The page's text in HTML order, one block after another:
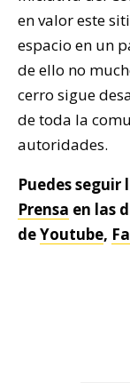
en valor este
espacio en un
de ello no
cerro sigue
de toda la
autoridades.
Puedes seguir
Prensa en las
deYoutube,